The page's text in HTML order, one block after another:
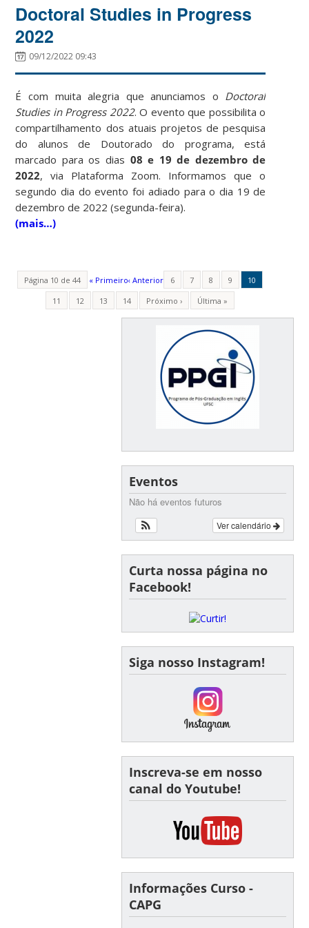
Doctoral Studies in Progress
2022
09/12/2022 09:43
É com muita alegria que anunciamos o Doctoral
Studies in Progress 2022. O evento que possibilita o
compartilhamento dos atuais projetos de pesquisa
do alunos de Doutorado do programa, está
marcado para os dias 08 e 19 de dezembro de
2022, via Plataforma Zoom. Informamos que o
segundo dia do evento foi adiado para o dia 19 de
dezembro de 2022 (segunda-feira).
(mais…)
Página 10 de 44 « Primeiro‹ Anterior 6 7 8 9
10
11
12 13 14 Próximo › Última »
Eventos
Não há eventos futuros
Ver calendário
Curta nossa página no
Facebook!
Siga nosso Instagram!
Inscreva-se em nosso
canal do Youtube!
Informações Curso -
CAPG